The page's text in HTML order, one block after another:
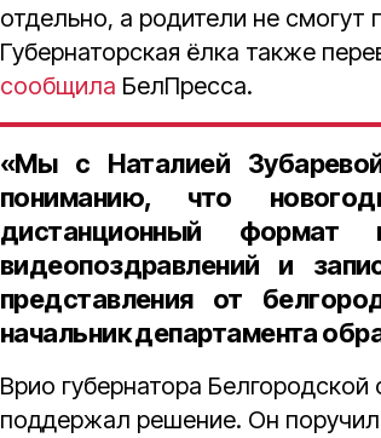
отдельно, а родители не смогут
Губернаторская ёлка также
сообщила БелПресса.
«Мы с Наталией
пониманию, что
дистанционный формат
видеопоздравлений и
представления от
начальник департамента
Врио губернатора Белгородской
поддержал решение. Он поручил